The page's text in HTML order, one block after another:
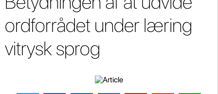
ordforrådet under læring
vitrysk sprog